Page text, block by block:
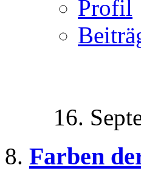
Profil
16.
Farben